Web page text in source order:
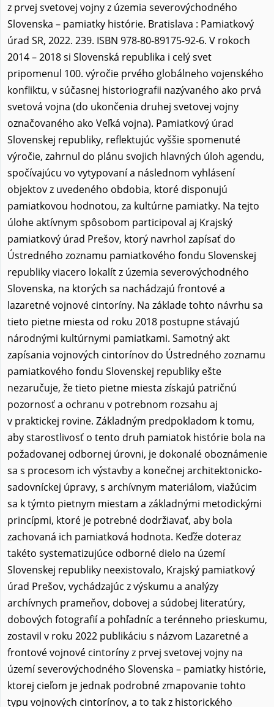
z prvej svetovej vojny z územia severovýchodného
Slovenska – pamiatky histórie. Bratislava : Pamiatkový
úrad SR, 2022. 239. ISBN 978-80-89175-92-6. V rokoch
2014 – 2018 si Slovenská republika i celý svet
pripomenul 100. výročie prvého globálneho vojenského
konfliktu, v súčasnej historiografii nazývaného ako prvá
svetová vojna (do ukončenia druhej svetovej vojny
označovaného ako Veľká vojna). Pamiatkový úrad
Slovenskej republiky, reflektujúc vyššie spomenuté
výročie, zahrnul do plánu svojich hlavných úloh agendu,
spočívajúcu vo vytypovaní a následnom vyhlásení
objektov z uvedeného obdobia, ktoré disponujú
pamiatkovou hodnotou, za kultúrne pamiatky. Na tejto
úlohe aktívnym spôsobom participoval aj Krajský
pamiatkový úrad Prešov, ktorý navrhol zapísať do
Ústredného zoznamu pamiatkového fondu Slovenskej
republiky viacero lokalít z územia severovýchodného
Slovenska, na ktorých sa nachádzajú frontové a
lazaretné vojnové cintoríny. Na základe tohto návrhu sa
tieto pietne miesta od roku 2018 postupne stávajú
národnými kultúrnymi pamiatkami. Samotný akt
zapísania vojnových cintorínov do Ústredného zoznamu
pamiatkového fondu Slovenskej republiky ešte
nezaručuje, že tieto pietne miesta získajú patričnú
pozornosť a ochranu v potrebnom rozsahu aj
v praktickej rovine. Základným predpokladom k tomu,
aby starostlivosť o tento druh pamiatok histórie bola na
požadovanej odbornej úrovni, je dokonalé oboznámenie
sa s procesom ich výstavby a konečnej architektonicko-
sadovníckej úpravy, s archívnym materiálom, viažúcim
sa k týmto pietnym miestam a základnými metodickými
princípmi, ktoré je potrebné dodržiavať, aby bola
zachovaná ich pamiatková hodnota. Keďže doteraz
takéto systematizujúce odborné dielo na území
Slovenskej republiky neexistovalo, Krajský pamiatkový
úrad Prešov, vychádzajúc z výskumu a analýzy
archívnych prameňov, dobovej a súdobej literatúry,
dobových fotografií a pohľadníc a terénneho prieskumu,
zostavil v roku 2022 publikáciu s názvom Lazaretné a
frontové vojnové cintoríny z prvej svetovej vojny na
území severovýchodného Slovenska – pamiatky histórie,
ktorej cieľom je jednak podrobné zmapovanie tohto
typu vojnových cintorínov, a to tak z historického